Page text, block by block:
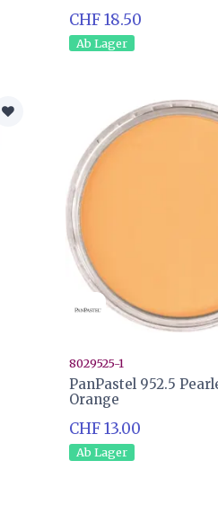
CHF 18.50
Ab Lager
8029525-1
PanPastel 952.5
Orange
CHF 13.00
Ab Lager